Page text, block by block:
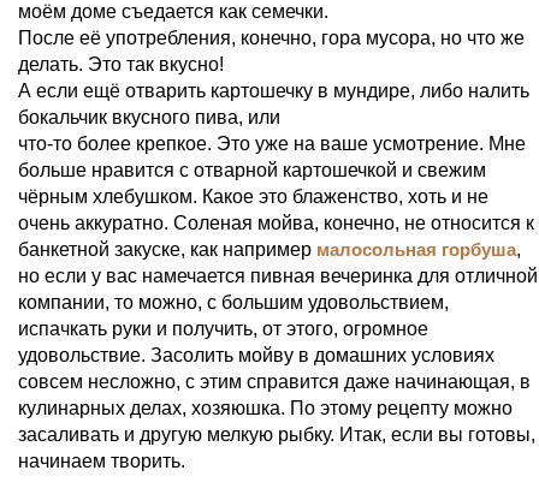
моём доме съедается как семечки.
После её употребления, конечно, гора мусора, но что же
делать. Это так вкусно!
А если ещё отварить картошечку в мундире, либо налить
бокальчик вкусного пива, или
что-то более крепкое. Это уже на ваше усмотрение. Мне
больше нравится с отварной картошечкой и свежим
чёрным хлебушком. Какое это блаженство, хоть и не
очень аккуратно. Соленая мойва, конечно, не относится к
банкетной закуске, как например малосольная горбуша,
но если у вас намечается пивная вечеринка для отличной
компании, то можно, с большим удовольствием,
испачкать руки и получить, от этого, огромное
удовольствие. Засолить мойву в домашних условиях
совсем несложно, с этим справится даже начинающая, в
кулинарных делах, хозяюшка. По этому рецепту можно
засаливать и другую мелкую рыбку. Итак, если вы готовы,
начинаем творить.